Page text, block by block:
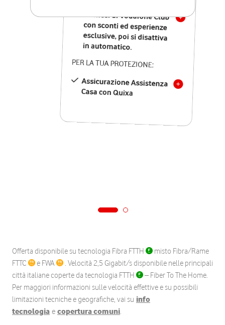
12 mesi di Vodafone Club
con sconti ed esperienze
esclusive, poi si disattiva
in automatico.
PER LA TUA PROTEZIONE:
Assicurazione Assistenza
Casa con Quixa
Offerta disponibile su tecnologia Fibra FTTH
misto Fibra/Rame
FTTC
e FWA
. Velocità 2,5 Gigabit/s disponibile nelle principali
città italiane coperte da tecnologia FTTH
– Fiber To The Home.
Per maggiori informazioni sulle velocità effettive e su possibili
limitazioni tecniche e geografiche, vai su info
tecnologia e copertura comuni.